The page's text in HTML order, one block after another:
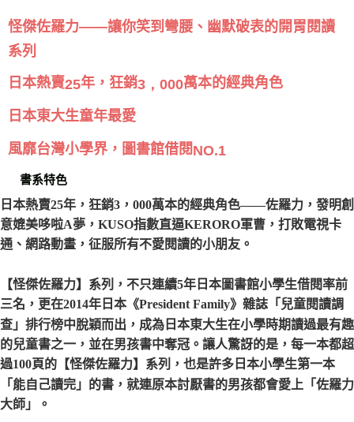
雜誌海外運費 查看運費
怪傑佐羅力——讓你笑到彎腰、幽默破表的開胃閱讀
系列
日本熱賣25年，狂銷3，000萬本的經典角色
日本東大生童年最愛
風靡台灣小學界，圖書館借閱NO.1
書系特色
日本熱賣25年，狂銷3，000萬本的經典角色——佐羅力，發明創
意媲美哆啦A夢，KUSO指數直逼KERORO軍曹，打敗電視卡
通、網路動畫，征服所有不愛閱讀的小朋友。
【怪傑佐羅力】系列，不只連續5年日本圖書館小學生借閱率前
三名，更在2014年日本《President Family》雜誌「兒童閱讀調
查」排行榜中脫穎而出，成為日本東大生在小學時期讀過最有趣
的兒童書之一，並在男孩書中奪冠。讓人驚訝的是，每一本都超
過100頁的【怪傑佐羅力】系列，也是許多日本小學生第一本
「能自己讀完」的書，就連原本討厭書的男孩都會愛上「佐羅力
大師」。